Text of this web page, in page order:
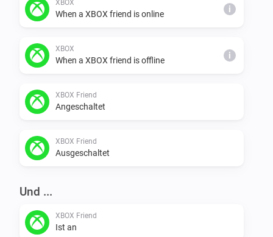
XBOX
When a XBOX friend is online i
XBOX
When a XBOX friend is offline i
XBOX Friend
Angeschaltet
XBOX Friend
Ausgeschaltet
Und ...
XBOX Friend
Ist an